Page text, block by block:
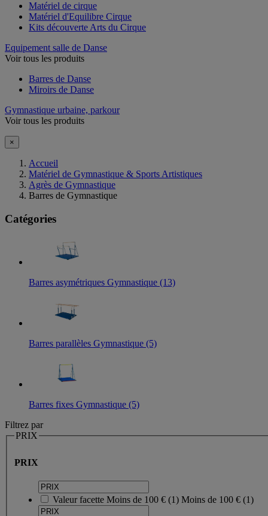
Matériel de cirque
Matériel d'Equilibre Cirque
Kits découverte Arts du Cirque
Equipement salle de Danse
Voir tous les produits
Barres de Danse
Miroirs de Danse
Gymnastique urbaine, parkour
Voir tous les produits
×
Accueil
Matériel de Gymnastique & Sports Artistiques
Agrès de Gymnastique
Barres de Gymnastique
Catégories
Barres asymétriques Gymnastique (13)
Barres parallèles Gymnastique (5)
Barres fixes Gymnastique (5)
Filtrez par
PRIX
PRIX
Valeur facette Moins de 100 € (1) Moins de 100 € (1)